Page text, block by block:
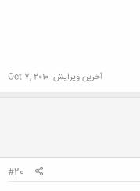
آخرین ویرایش: Oct 7, 2010
#20